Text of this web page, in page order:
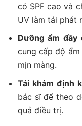
có SPF cao và
UV làm tái phát
Dưỡng ẩm đầy
cung cấp độ
mịn màng​.
Tái khám định
bác sĩ để theo
quả điều trị​.